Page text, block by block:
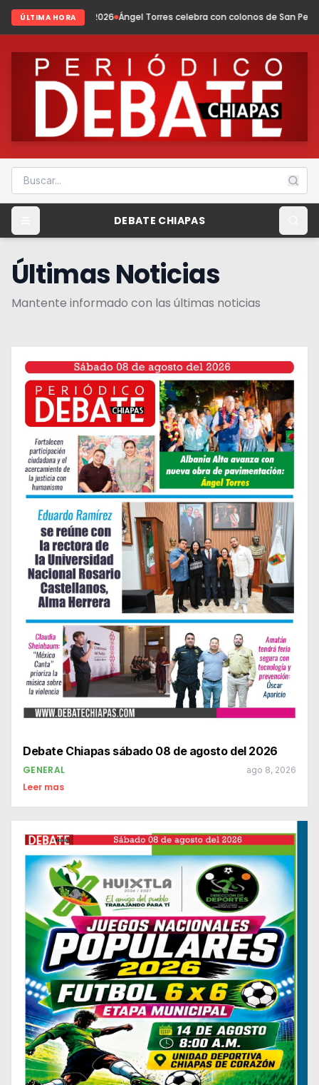
ÚLTIMA HORA
2026 Ángel Torres celebra con colonos de San Pedro San Cayetano
DEBATE CHIAPAS
Últimas Noticias
Mantente informado con las últimas noticias
Debate Chiapas sábado 08 de agosto del 2026
GENERAL ago 8, 2026
Leer mas